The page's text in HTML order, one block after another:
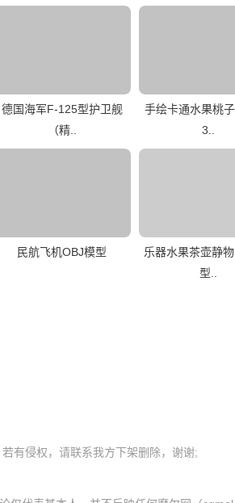
德国海军F-125型护卫舰
（精..
手绘卡通水果桃
3..
民航飞机OBJ模型
乐器水果茶壶静
型..